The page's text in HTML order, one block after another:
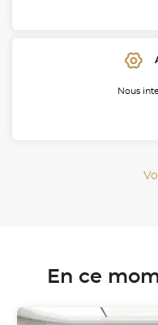
Nous
En ce